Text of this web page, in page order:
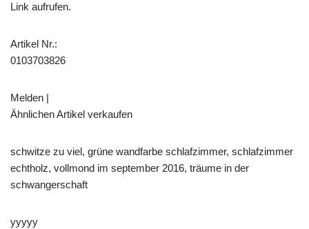
Link aufrufen.
Artikel Nr.:
0103703826
Melden |
Ähnlichen Artikel verkaufen
schwitze zu viel, grüne wandfarbe schlafzimmer, schlafzimmer
echtholz, vollmond im september 2016, träume in der
schwangerschaft
yyyyy